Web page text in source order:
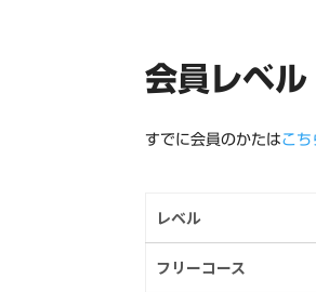
会員レベル
すでに会員のかたはこち
レベル
フリーコース